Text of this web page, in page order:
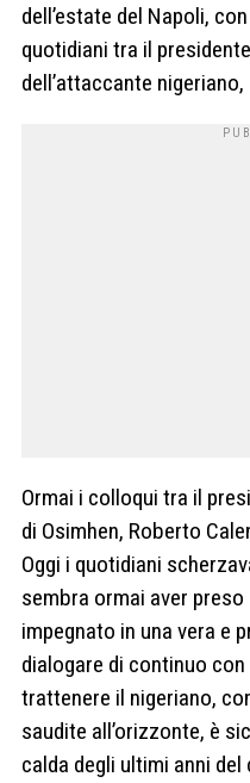
dell’estate del Napoli,
quotidiani tra il
dell’attaccante
Ormai i colloqui tra il
di Osimhen, Roberto
Oggi i quotidiani
sembra ormai aver
impegnato in una vera e
dialogare di continuo con
trattenere il nigeriano,
saudite all’orizzonte, è
calda degli ultimi anni